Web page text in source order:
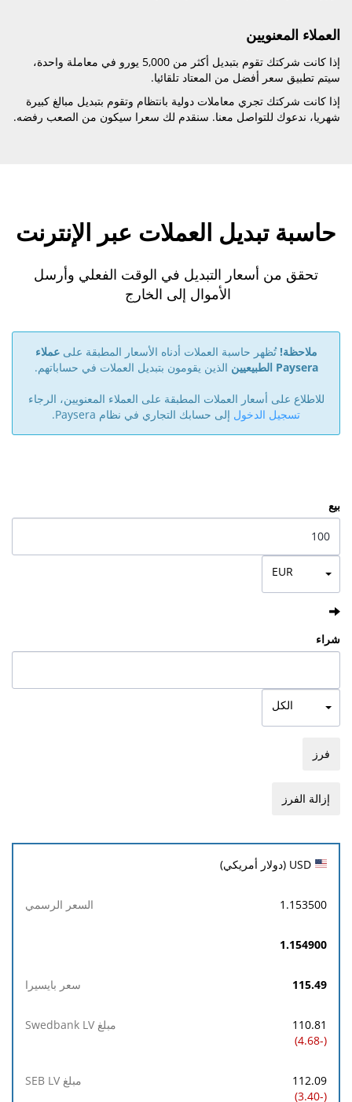
العملاء المعنويين
إذا كانت شركتك تقوم بتبديل أكثر من 5,000 يورو في معاملة واحدة،
سيتم تطبيق سعر أفضل من المعتاد تلقائيا.
إذا كانت شركتك تجري معاملات دولية بانتظام وتقوم بتبديل مبالغ كبيرة
شهريا، ندعوك للتواصل معنا. سنقدم لك سعرا سيكون من الصعب رفضه.
حاسبة تبديل العملات عبر الإنترنت
تحقق من أسعار التبديل في الوقت الفعلي وأرسل
الأموال إلى الخارج
ملاحظة!تُظهر حاسبة العملات أدناه الأسعار المطبقة علىعملاء
Paysera الطبيعيين
الذين يقومون بتبديل العملات في حساباتهم.
للاطلاع على أسعار العملات المطبقة على العملاء المعنويين، الرجاء
تسجيل الدخول إلى حسابك التجاري في نظام Paysera.
بيع
EUR
شراء
الكل
فرز
إزالة الفرز
العملة
السعر
بايسيرا
Swedbank
1.153500
1.154900
115.49
110.81
(-4.68)
112.09
(-3.40)